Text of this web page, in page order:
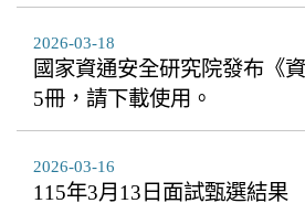
國家資通安全研究院發布《
5冊，請下載使用。
2026-03-18
​​​​​​​115年3月13日面試甄選結果
2026-03-16